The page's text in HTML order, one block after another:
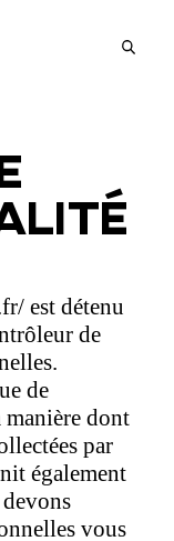
est détenu
de
de
dont
par
également
vous